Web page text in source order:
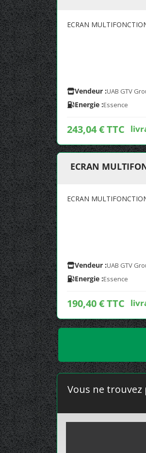
ECRAN
Vendeur :UAB GTV
Energie :Essence
243,04 € TTC
ECRAN
ECRAN
Vendeur :UAB GTV
Energie :Essence
190,40 € TTC
Vous ne trouvez